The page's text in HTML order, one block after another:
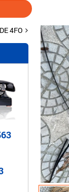
4FO